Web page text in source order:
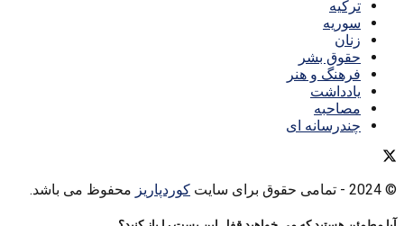
ترکیه
سوریه
زنان
حقوق بشر
فرهنگ و هنر
یادداشت
مصاحبه
چندرسانه ای
© 2024 - تمامی حقوق برای سایت کوردپاریز محفوظ می باشد.